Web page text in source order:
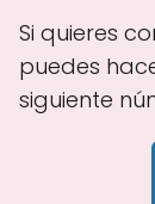
Si quieres
puedes
siguiente